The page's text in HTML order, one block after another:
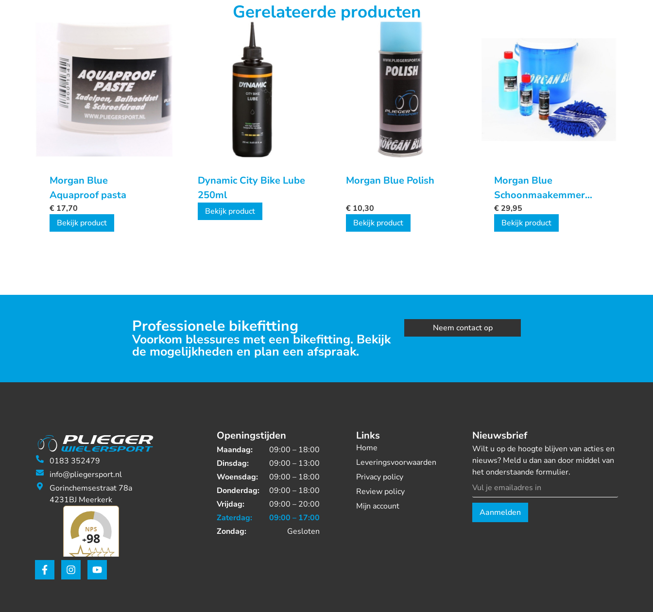
Gerelateerde producten
Morgan Blue
Aquaproof pasta
€ 17,70
Bekijk product
Dynamic City Bike Lube
250ml
Bekijk product
Morgan Blue Polish
€ 10,30
Bekijk product
Morgan Blue
Schoonmaakemmer
Wash
€ 29,95
Bekijk product
Professionele bikefitting
Voorkom blessures met een bikefitting. Bekijk
de mogelijkheden en plan een afspraak.
Neem contact op
0183 352479
info@pliegersport.nl
Gorinchemsestraat 78a
4231BJ Meerkerk
Openingstijden
Maandag:
09:00 – 18:00
Dinsdag:
09:00 – 13:00
Woensdag:
09:00 – 18:00
Donderdag:
09:00 – 18:00
Vrijdag:
09:00 – 20:00
Zaterdag:
09:00 – 17:00
Zondag:
Gesloten
Links
Home
Leveringsvoorwaarden
Privacy policy
Review policy
Mijn account
Nieuwsbrief
Wilt u op de hoogte blijven van acties en
nieuws? Meld u dan aan door middel van
het onderstaande formulier.
Aanmelden